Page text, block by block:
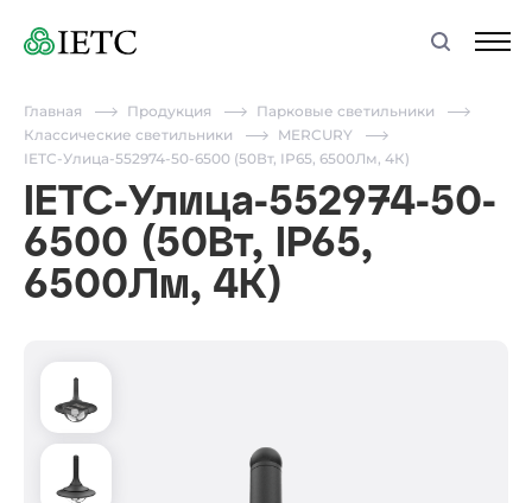
Главная Продукция
Парковые светильники
Классические светильники
MERCURY
IETC-Улица-552974-50-6500 (50Вт, IP65, 6500Лм, 4К)
IETC-Улица-552974-50-
6500 (50Вт, IP65,
6500Лм, 4К)